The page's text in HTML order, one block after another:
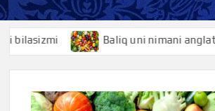
Baliq uni nimani